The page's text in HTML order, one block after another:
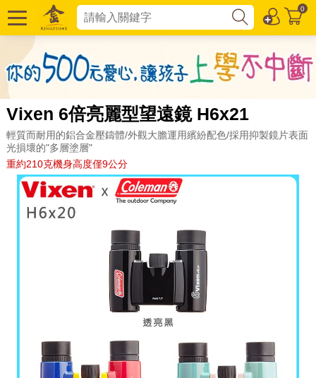
0
Vixen 6倍亮麗型望遠鏡 H6x21
輕質而耐用的鋁合金壓鑄體/外觀大膽運用繽紛配色/採用抑製鏡片表面
光損壞的"多層塗層"
重約210克機身高度僅9公分